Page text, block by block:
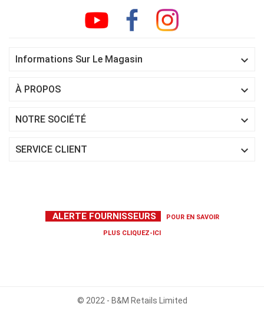
Informations Sur Le Magasin 
À PROPOS 
NOTRE SOCIÉTÉ 
SERVICE CLIENT 
ALERTE FOURNISSEURS POUR EN SAVOIR
PLUS CLIQUEZ-ICI
© 2022 - B&M Retails Limited